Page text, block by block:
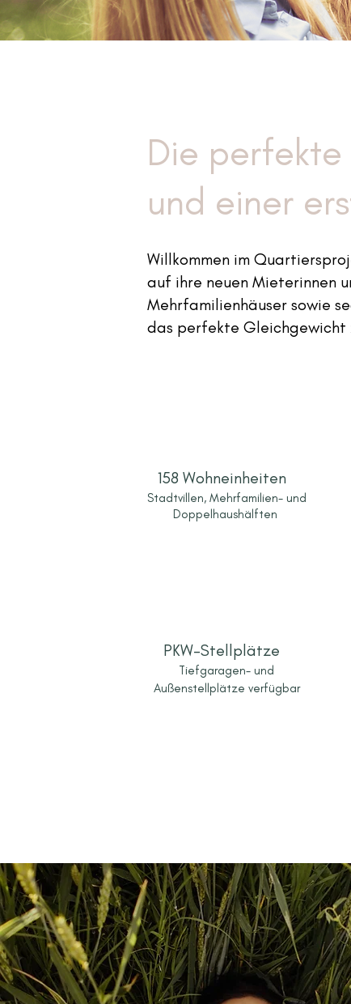
Die perfekte
und einer
Willkommen im
auf ihre neuen Mieterinnen
Mehrfamilienhäuser sowie
das perfekte Gleichgewicht
158 Wohneinheiten
Stadtvillen, Mehrfamilien- und
Doppelhaushälften
PKW-Stellplätze
Tiefgaragen- und
Außenstellplätze verfügbar